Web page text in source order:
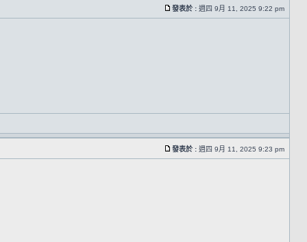
發表於 : 週四 9月 11, 2025 9:22 pm
發表於 : 週四 9月 11, 2025 9:23 pm